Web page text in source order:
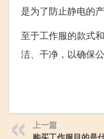
是为了防止静电的
至于工作服的款式
洁、干净，以确保
上一篇